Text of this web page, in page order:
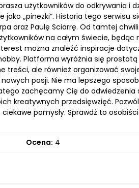
użytkowników do odkrywania i
„pinezki”. Historia tego serwisu
oraz Paulę Sciarrę. Od tamtej
na całym świecie,
można znaleźć inspiracje
Platforma wyróżnia się
ale również organizować
pasji. Nie ma lepszego
zachęcamy Cię do
kreatywnych przedsięwzięć.
pomysły. Sprawdź to
Ocena: 4